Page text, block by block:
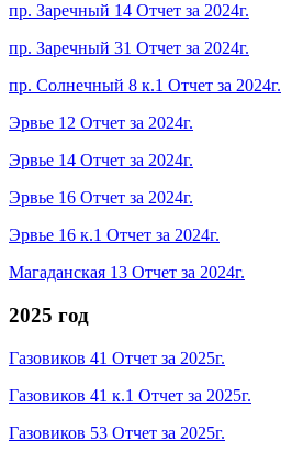
пр. Заречный 14 Отчет за 2024г.
пр. Заречный 31 Отчет за 2024г.
пр. Солнечный 8 к.1 Отчет за 2024г.
Эрвье 12 Отчет за 2024г.
Эрвье 14 Отчет за 2024г.
Эрвье 16 Отчет за 2024г.
Эрвье 16 к.1 Отчет за 2024г.
Магаданская 13 Отчет за 2024г.
2025 год
Газовиков 41 Отчет за 2025г.
Газовиков 41 к.1 Отчет за 2025г.
Газовиков 53 Отчет за 2025г.